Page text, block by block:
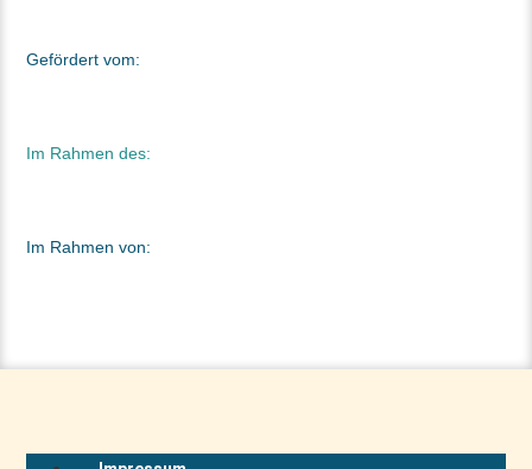
Gefördert vom:
Im Rahmen des:
Im Rahmen von: